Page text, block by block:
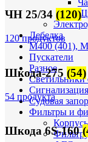
Лебедка
М400 (401),
Пускатели
Разное
Светильники
Судовая
Фильтры и
ЧН 25/34 (120)
120 продуктов
Шкода-275 (54)
54 продукта
Шкода 6S-160